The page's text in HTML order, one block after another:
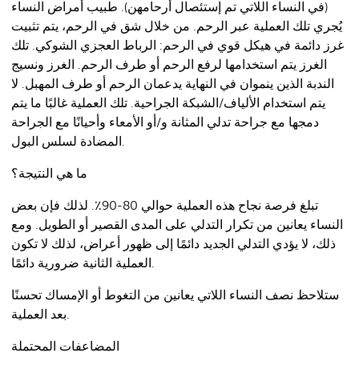
(في النساء اللاتي تم إستئصال أرحامهن). طبيب أمراض النساء
يُجري تلك العملية عبر الرحم. من خلال شق في الرحم، يتم تثبيت
غرز دائمة في هيكل قوي في الرحم: الرباط العجزي الشوكي. تلك
الغرز يتم استخدامها لرفع الرحم أو طرف الرحم. الغرز ونسيج
الندبة الذين ينموان في النهاية يدعمان الرحم أو طرف المهبل. لا
يتم استخدام الألياف/الشبكة الجراحية. تلك العملية غالبًا ما يتم
دمجها مع جراحة تدلي المثانة و/أو الأمعاء وأحيانًا مع الجراحة
المضادة لسلس البول.
ما هي النتيجة؟
تبلغ فرصة نجاح هذه العملية حوالي 80-90٪. لذلك فإن بعض
النساء يعانين من تكرار التدلي على المدى القصير أو الطويل. ومع
ذلك، لا يؤدي التدلي الجديد دائمًا إلى ظهور أعراض، لذلك لا تكون
العملية الثانية ضرورية دائمًا.
ستلاحظ نصف النساء اللاتي يعانين من التغوط أو الإمساك تحسنًا
بعد العملية.
المضاعفات المحتملة